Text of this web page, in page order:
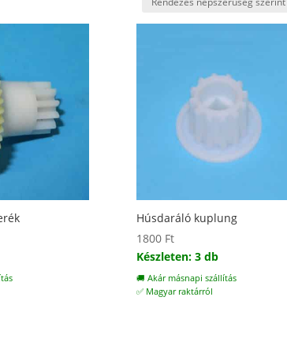
Húsdaráló kuplung
1800 Ft
Készleten: 3 db
🚚 Akár másnapi szállítás
✅ Magyar raktárról